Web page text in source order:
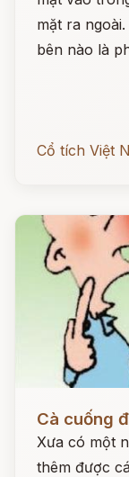
mặt ra
bên nào là
Cổ tích Việt
Cà cuống
Xưa có một
thêm được